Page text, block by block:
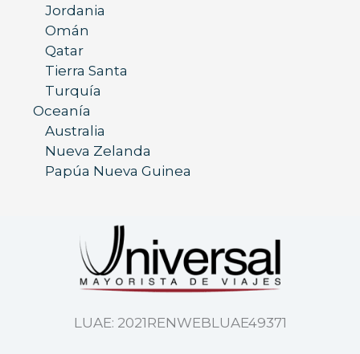
Jordania
Omán
Qatar
Tierra Santa
Turquía
Oceanía
Australia
Nueva Zelanda
Papúa Nueva Guinea
LUAE: 2021RENWEBLUAE49371